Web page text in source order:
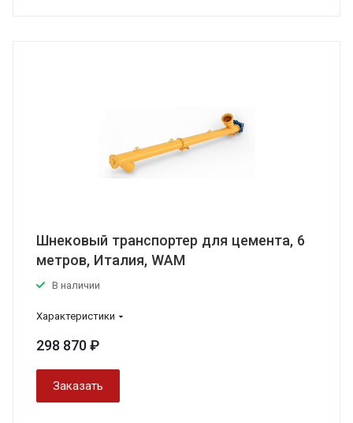
Шнековый транспортер для цемента, 6
метров, Италия, WAM
В наличии
Характеристики
298 870 ₽
Заказать